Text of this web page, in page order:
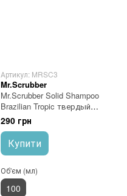
Артикул: MRSC3
Mr.Scrubber
Mr.Scrubber Solid Shampoo
Brazilian Tropic твердый
шампунь зміцнення та
живлення з маслом какао
290 грн
Купити
Об'єм (мл)
100